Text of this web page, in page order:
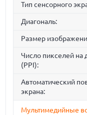
Тип сенсорного
Диагональ:
Размер
Число пикселей на
(PPI):
Автоматический
экрана:
Мультимедийные